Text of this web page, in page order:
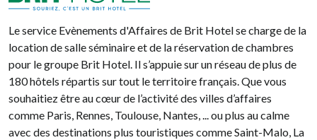
Brit Hotel
Le service Evènements d'Affaires de Brit Hotel se charge de la
location de salle séminaire et de la réservation de chambres
pour le groupe Brit Hotel. Il s’appuie sur un réseau de plus de
180 hôtels répartis sur tout le territoire français. Que vous
souhaitiez être au cœur de l’activité des villes d’affaires
comme Paris, Rennes, Toulouse, Nantes, ... ou plus au calme
avec des destinations plus touristiques comme Saint-Malo, La